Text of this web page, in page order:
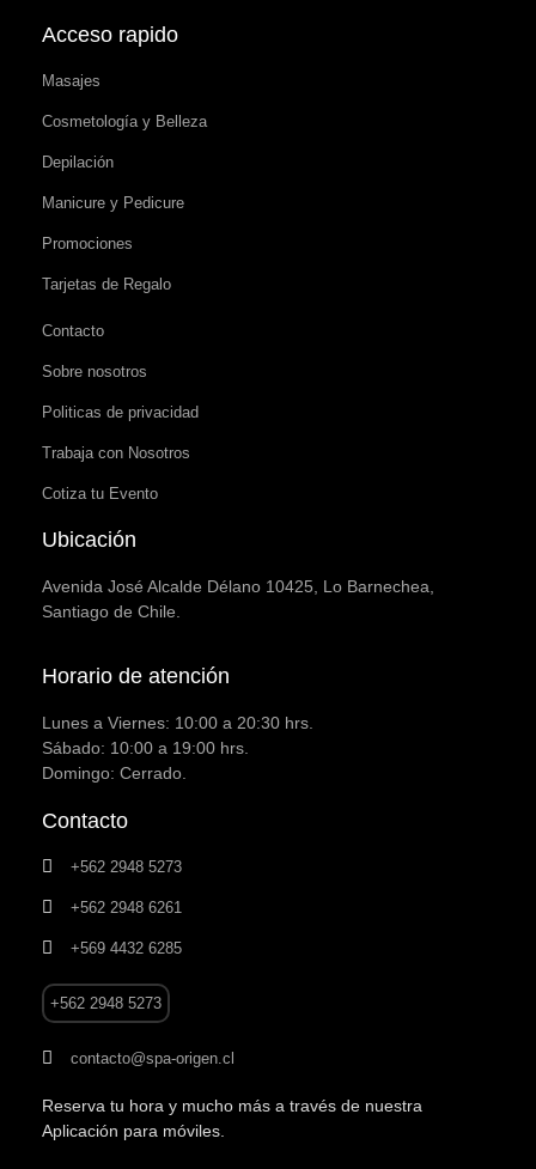
Acceso rapido
Masajes
Cosmetología y Belleza
Depilación
Manicure y Pedicure
Promociones
Tarjetas de Regalo
Contacto
Sobre nosotros
Politicas de privacidad
Trabaja con Nosotros
Cotiza tu Evento
Ubicación
Avenida José Alcalde Délano 10425, Lo Barnechea,
Santiago de Chile.
Horario de atención
Lunes a Viernes: 10:00 a 20:30 hrs.
Sábado: 10:00 a 19:00 hrs.
Domingo: Cerrado.
Contacto
+562 2948 5273
+562 2948 6261
+569 4432 6285
+562 2948 5273
contacto@spa-origen.cl
Reserva tu hora y mucho más a través de nuestra
Aplicación para móviles.